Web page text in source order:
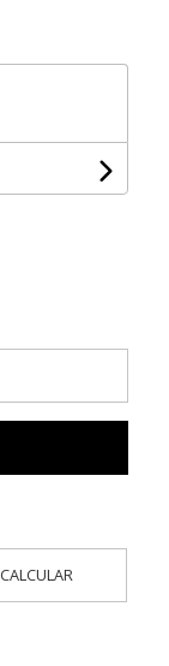
CALCULAR